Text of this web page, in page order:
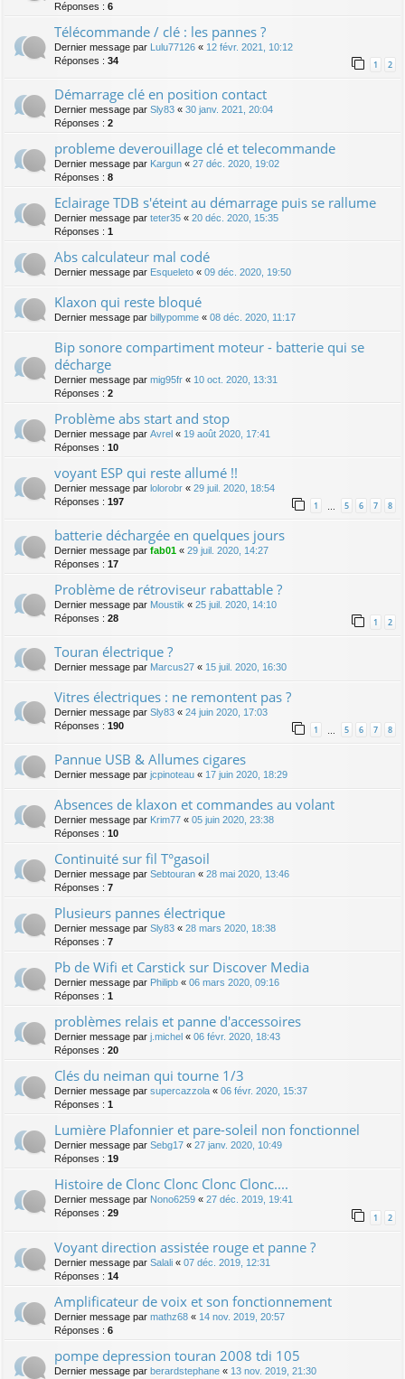
Réponses : 6
Télécommande / clé : les pannes ?
Dernier message par Lulu77126 « 12 févr. 2021, 10:12
Réponses : 34 1 2
Démarrage clé en position contact
Dernier message par Sly83 « 30 janv. 2021, 20:04
Réponses : 2
probleme deverouillage clé et telecommande
Dernier message par Kargun « 27 déc. 2020, 19:02
Réponses : 8
Eclairage TDB s'éteint au démarrage puis se rallume
Dernier message par teter35 « 20 déc. 2020, 15:35
Réponses : 1
Abs calculateur mal codé
Dernier message par Esqueleto « 09 déc. 2020, 19:50
Klaxon qui reste bloqué
Dernier message par billypomme « 08 déc. 2020, 11:17
Bip sonore compartiment moteur - batterie qui se
décharge
Dernier message par mig95fr « 10 oct. 2020, 13:31
Réponses : 2
Problème abs start and stop
Dernier message par Avrel « 19 août 2020, 17:41
Réponses : 10
voyant ESP qui reste allumé !!
Dernier message par lolorobr « 29 juil. 2020, 18:54
Réponses : 197 1 … 5 6 7 8
batterie déchargée en quelques jours
Dernier message par fab01 « 29 juil. 2020, 14:27
Réponses : 17
Problème de rétroviseur rabattable ?
Dernier message par Moustik « 25 juil. 2020, 14:10
Réponses : 28 1 2
Touran électrique ?
Dernier message par Marcus27 « 15 juil. 2020, 16:30
Vitres électriques : ne remontent pas ?
Dernier message par Sly83 « 24 juin 2020, 17:03
Réponses : 190 1 … 5 6 7 8
Pannue USB & Allumes cigares
Dernier message par jcpinoteau « 17 juin 2020, 18:29
Absences de klaxon et commandes au volant
Dernier message par Krim77 « 05 juin 2020, 23:38
Réponses : 10
Continuité sur fil T°gasoil
Dernier message par Sebtouran « 28 mai 2020, 13:46
Réponses : 7
Plusieurs pannes électrique
Dernier message par Sly83 « 28 mars 2020, 18:38
Réponses : 7
Pb de Wifi et Carstick sur Discover Media
Dernier message par Philipb « 06 mars 2020, 09:16
Réponses : 1
problèmes relais et panne d'accessoires
Dernier message par j.michel « 06 févr. 2020, 18:43
Réponses : 20
Clés du neiman qui tourne 1/3
Dernier message par supercazzola « 06 févr. 2020, 15:37
Réponses : 1
Lumière Plafonnier et pare-soleil non fonctionnel
Dernier message par Sebg17 « 27 janv. 2020, 10:49
Réponses : 19
Histoire de Clonc Clonc Clonc Clonc....
Dernier message par Nono6259 « 27 déc. 2019, 19:41
Réponses : 29 1 2
Voyant direction assistée rouge et panne ?
Dernier message par Salali « 07 déc. 2019, 12:31
Réponses : 14
Amplificateur de voix et son fonctionnement
Dernier message par mathz68 « 14 nov. 2019, 20:57
Réponses : 6
pompe depression touran 2008 tdi 105
Dernier message par berardstephane « 13 nov. 2019, 21:30